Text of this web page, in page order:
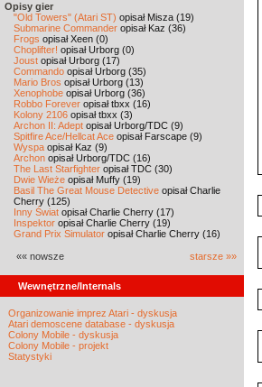
Opisy gier
"Old Towers" (Atari ST) opisał Misza (19)
Submarine Commander opisał Kaz (36)
Frogs opisał Xeen (0)
Choplifter! opisał Urborg (0)
Joust opisał Urborg (17)
Commando opisał Urborg (35)
Mario Bros opisał Urborg (13)
Xenophobe opisał Urborg (36)
Robbo Forever opisał tbxx (16)
Kolony 2106 opisał tbxx (3)
Archon II: Adept opisał Urborg/TDC (9)
Spitfire Ace/Hellcat Ace opisał Farscape (9)
Wyspa opisał Kaz (9)
Archon opisał Urborg/TDC (16)
The Last Starfighter opisał TDC (30)
Dwie Wieże opisał Muffy (19)
Basil The Great Mouse Detective opisał Charlie
Cherry (125)
Inny Świat opisał Charlie Cherry (17)
Inspektor opisał Charlie Cherry (19)
Grand Prix Simulator opisał Charlie Cherry (16)
«« nowsze starsze »»
Wewnętrzne/Internals
Organizowanie imprez Atari - dyskusja
Atari demoscene database - dyskusja
Colony Mobile - dyskusja
Colony Mobile - projekt
Statystyki